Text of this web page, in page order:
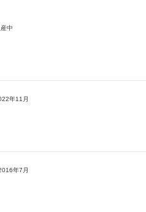
中
年11月
年7月